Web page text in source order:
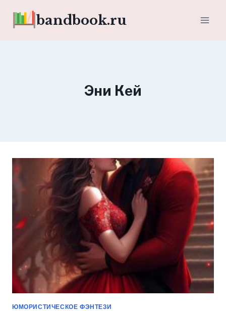
bandbook.ru
Эни Кей
ЮМОРИСТИЧЕСКОЕ ФЭНТЕЗИ